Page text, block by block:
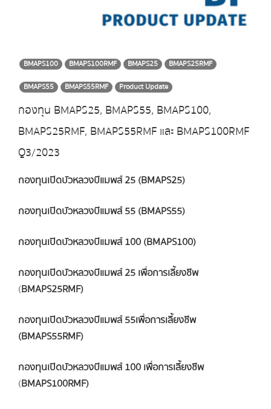
BMAPS100 BMAPS100RMF BMAPS25
BMAPS25RMF
BMAPS55
BMAPS55RMF Product Update
กองทุน BMAPS25, BMAPS55, BMAPS100,
BMAPS25RMF, BMAPS55RMF และ BMAPS100RMF
Q3/2023
กองทุนเปิดบัวหลวงบีแมพส์ 25 (BMAPS25)
กองทุนเปิดบัวหลวงบีแมพส์ 55 (BMAPS55)
กองทุนเปิดบัวหลวงบีแมพส์ 100 (BMAPS100)
กองทุนเปิดบัวหลวงบีแมพส์ 25 เพื่อการเลี้ยงชีพ
(BMAPS25RMF)
กองทุนเปิดบัวหลวงบีแมพส์ 55เพื่อการเลี้ยงชีพ
(BMAPS55RMF)
กองทุนเปิดบัวหลวงบีแมพส์ 100 เพื่อการเลี้ยงชีพ
(BMAPS100RMF)